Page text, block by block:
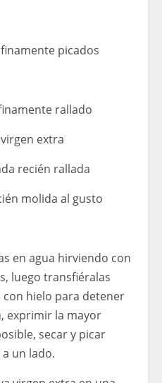
picados
rallado
extra
recién rallada
molida al gusto
en agua hirviendo con
luego transfiéralas
hielo para detener
exprimir la mayor
secar y picar
un lado.